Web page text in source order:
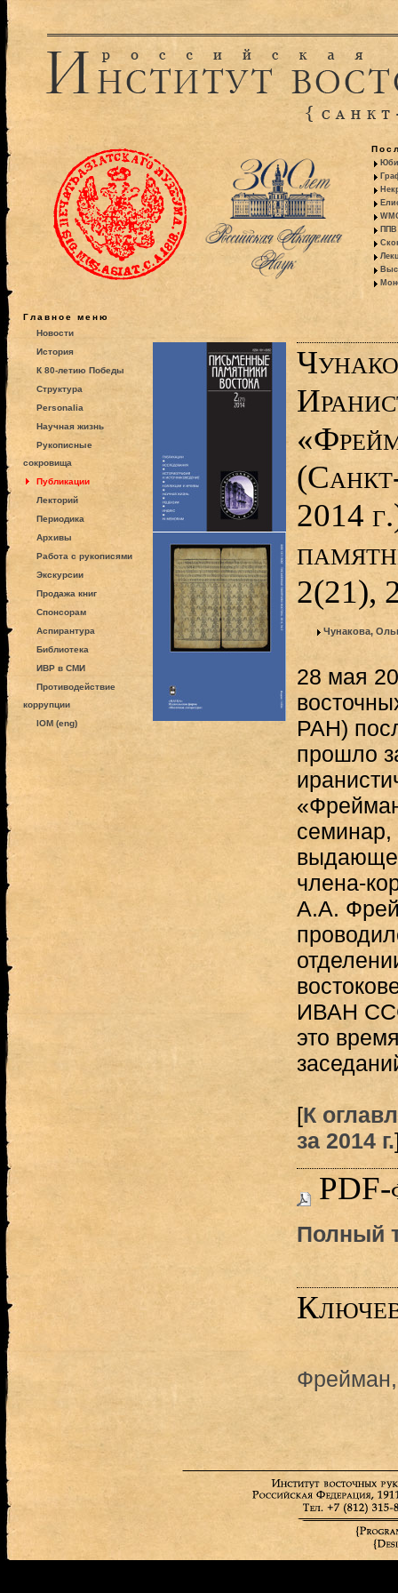
ППВ
Главное меню
Новости
История
К 80-летию Победы
Структура
Personalia
Научная жизнь
Рукописные
сокровища
Публикации
Лекторий
Периодика
Архивы
Работа с рукописями
Экскурсии
Продажа книг
Спонсорам
Аспирантура
Библиотека
ИВР в СМИ
Противодействие
коррупции
IOM (eng)
2014
2(21),
Чунакова,
28 мая
РАН)
прошло
члена-
А.А.
ИВАН
это
[К
за 2014 г.
PDF-
Полный